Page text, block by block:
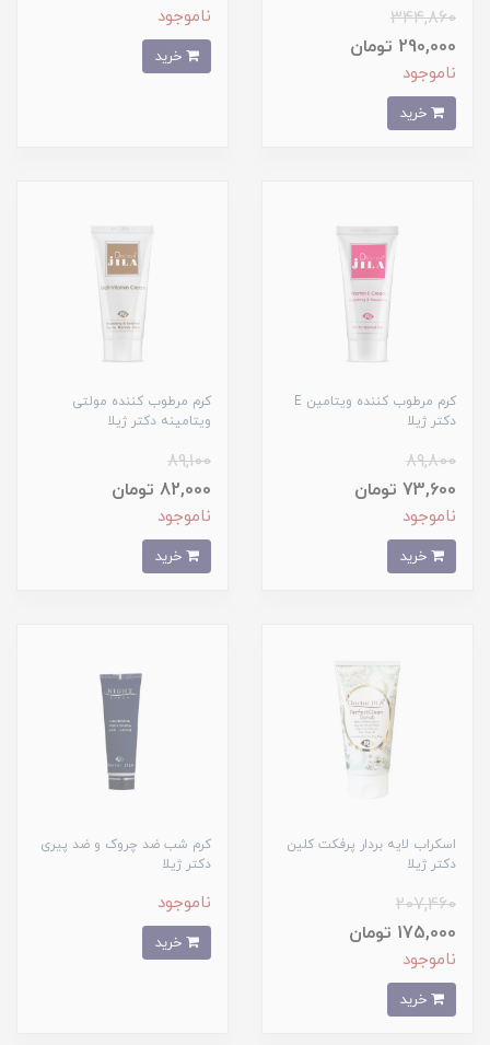
344,860
290,000 تومان
ناموجود
ناموجود
کرم مرطوب کننده ویتامین E
دکتر ژیلا
89,800
73,600 تومان
ناموجود
کرم مرطوب کننده مولتی
ویتامینه دکتر ژیلا
89,100
82,000 تومان
ناموجود
اسکراب لایه بردار پرفکت کلین
دکتر ژیلا
207,460
175,000 تومان
ناموجود
کرم شب ضد چروک و ضد پیری
دکتر ژیلا
ناموجود